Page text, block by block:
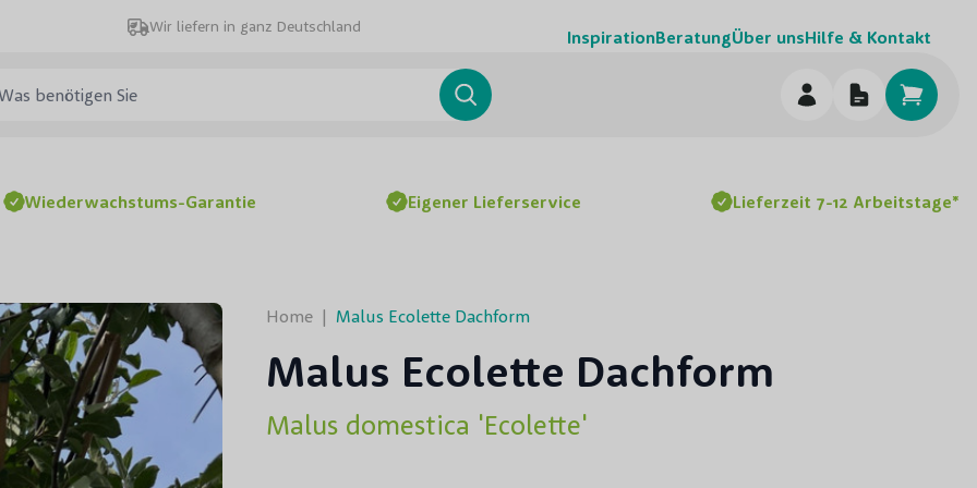
Wir liefern in ganz Deutschland InspirationBeratungÜber unsHilfe & Kontakt
Suchen
Wiederwachstums-Garantie Eigener Lieferservice Lieferzeit 7-12 Arbeitstage*
Home | Malus Ecolette Dachform
Malus Ecolette Dachform
Malus domestica 'Ecolette'